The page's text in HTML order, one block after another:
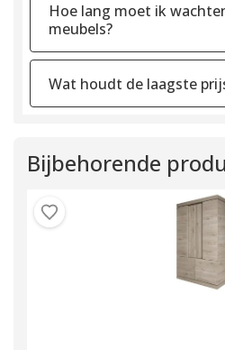
Hoe lang moet ik
meubels?
Wat houdt de laagste
Bijbehorende